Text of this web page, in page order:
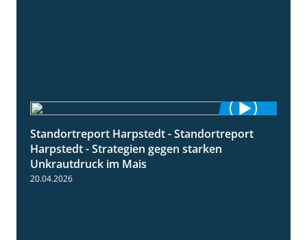
9:11
Standortreport Harpstedt - Standortreport
Harpstedt - Strategien gegen starken
Unkrautdruck im Mais
20.04.2026